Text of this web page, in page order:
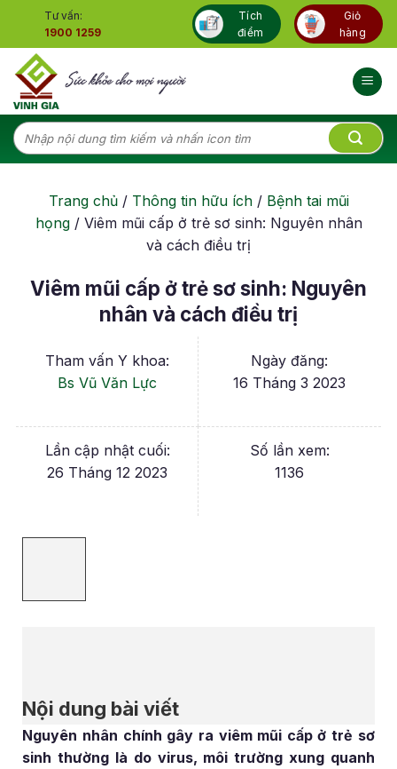
content
Tư vấn:
1900 1259
Tích
điểm
Giỏ
hàng
Tìm
kiếm:
Trang chủ/ Thông tin hữu ích/ Bệnh tai mũi
họng/ Viêm mũi cấp ở trẻ sơ sinh: Nguyên nhân
và cách điều trị
Viêm mũi cấp ở trẻ sơ sinh: Nguyên
nhân và cách điều trị
Tham vấn Y khoa:
Bs Vũ Văn Lực
Ngày đăng:
16 Tháng 3 2023
Lần cập nhật cuối:
26 Tháng 12 2023
Số lần xem:
1136
Nội dung bài viết
Nguyên nhân chính gây ra viêm mũi cấp ở trẻ sơ
sinh thường là do virus, môi trường xung quanh